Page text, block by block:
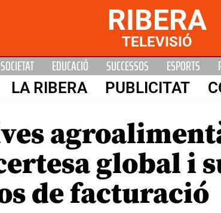
RIBERA
TELEVISIÓ
SOCIETAT EDUCACIÓ SUCCESSOS ESPORTS
LA RIBERA PUBLICITAT
global i
de facturació